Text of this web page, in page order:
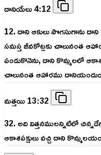
దానియేలు 4:12
12. దాని ఆకులు సొగసుగాను దాని
సమస్త జీవకోట్లకు చాలునంత
పండుకొనెను, దాని కొమ్మలలో
చాలునంత ఆహారము
మత్తయి 13:32
32. అది విత్తనములన్నిటిలో
ఆకాశపక్షులు వచ్చి దాని